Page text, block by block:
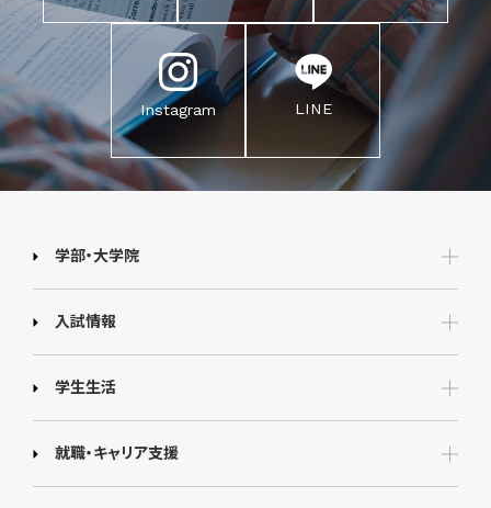
Instagram LINE
学部・大学院
入試情報
学生生活
就職・キャリア支援